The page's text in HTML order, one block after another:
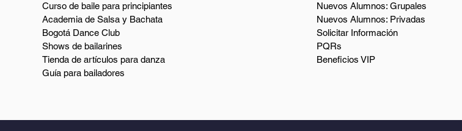
Curso de baile para principiantes
Academia de Salsa y Bachata
Bogotá Dance Club
Shows de bailarines
Tienda de artículos para danza
Guía para bailadores
Nuevos Alumnos: Grupales
Nuevos Alumnos: Privadas
Solicitar Información
PQRs
Beneficios VIP